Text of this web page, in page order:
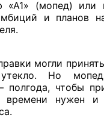
«А1» (мопед) или
и планов
могли
Но
чтобы
времени нужен